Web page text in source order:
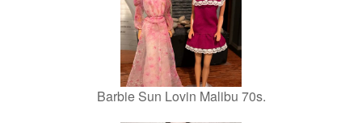
Barbie Sun Lovin Malibu 70s.